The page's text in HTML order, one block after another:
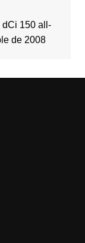
dCi 150 all-
de 2008